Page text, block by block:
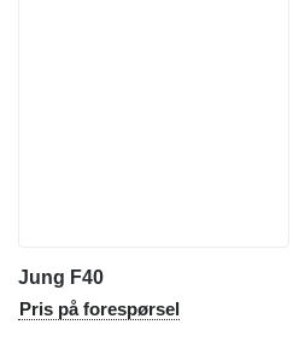
Jung F40
Pris på forespørsel